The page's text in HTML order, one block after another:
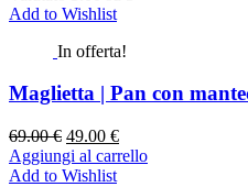
Add to Wishlist
In offerta!
Maglietta | Pan con
69.00€ 49.00 €
Aggiungi al carrello
Add to Wishlist